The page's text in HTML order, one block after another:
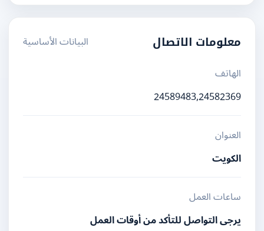
معلومات الاتصال
البيانات الأساسية
الهاتف
24589483,24582369
العنوان
الكويت
ساعات العمل
يرجى التواصل للتأكد من أوقات العمل